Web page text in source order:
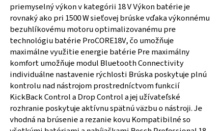
priemyselný výkon v kategórii 18 V Výkon batérie je
rovnaký ako pri 1500 W sieťovej brúske vďaka výkonnému
bezuhlíkovému motoru optimalizovanému pre
technológiu batérie ProCORE18V, čo umožňuje
maximálne využitie energie batérie Pre maximálny
komfort umožňuje modul Bluetooth Connectivity
individuálne nastavenie rýchlosti Brúska poskytuje plnú
kontrolu nad nástrojom prostredníctvom funkcií
KickBack Control a Drop Control a jej užívateľské
rozhranie poskytuje aktívnu spätnú väzbu o nástroji. Je
vhodná na brúsenie a rezanie kovu Kompatibilné so